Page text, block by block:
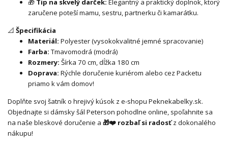
🎁 Tip na skvelý darček: Elegantný a praktický doplnok, ktorý
zaručene poteší mamu, sestru, partnerku či kamarátku.
📐 Špecifikácia
Materiál: Polyester (vysokokvalitné jemné spracovanie)
Farba: Tmavomodrá (modrá)
Rozmery: Šírka 70 cm, dĺžka 180 cm
Doprava: Rýchle doručenie kuriérom alebo cez Packetu
priamo k vám domov!
Doplňte svoj šatník o hrejivý kúsok z e-shopu Peknekabelky.sk.
Objednajte si dámsky šál Peterson pohodlne online, spoľahnite sa
na naše bleskové doručenie a 🎁❤️ rozbaľ si radosťz dokonalého
nákupu!